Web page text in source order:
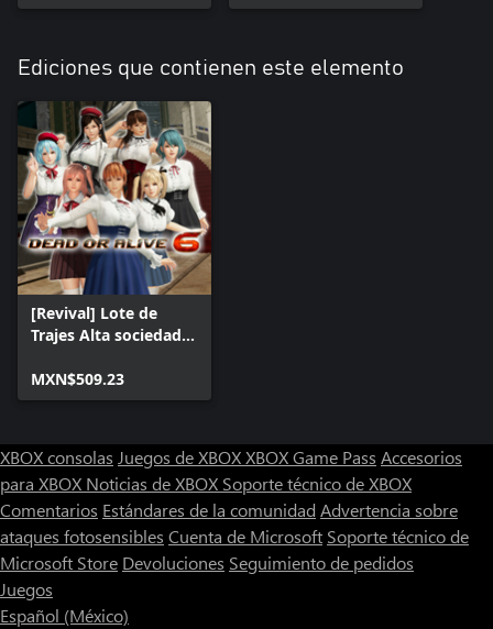
Ediciones que contienen este elemento
[Revival] Lote de
Trajes Alta sociedad
MXN$509.23
XBOX consolas Juegos de XBOXXBOX Game Pass Accesorios
para XBOX Noticias de XBOX Soporte técnico de XBOX
Comentarios Estándares de la comunidad Advertencia sobre
ataques fotosensibles Cuenta de Microsoft Soporte técnico de
Microsoft Store Devoluciones Seguimiento de pedidos
Juegos
Español (México)